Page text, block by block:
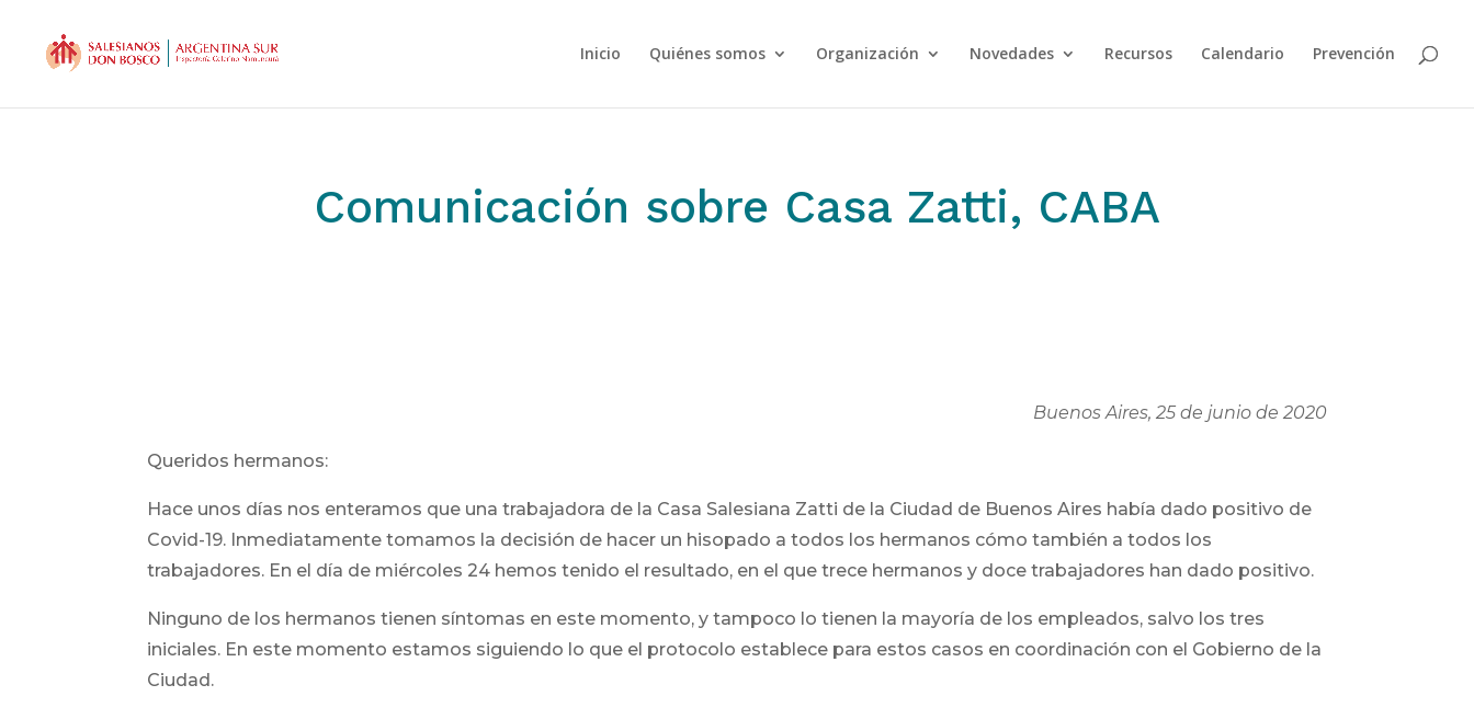
Inicio Quiénes somos Organización Novedades Recursos Calendario Prevención
Comunicación sobre Casa Zatti, CABA
Buenos Aires, 25 de junio de 2020
Queridos hermanos:
Hace unos días nos enteramos que una trabajadora de la Casa Salesiana Zatti de la Ciudad de Buenos Aires había dado positivo de
Covid-19. Inmediatamente tomamos la decisión de hacer un hisopado a todos los hermanos cómo también a todos los
trabajadores. En el día de miércoles 24 hemos tenido el resultado, en el que trece hermanos y doce trabajadores han dado positivo.
Ninguno de los hermanos tienen síntomas en este momento, y tampoco lo tienen la mayoría de los empleados, salvo los tres
iniciales. En este momento estamos siguiendo lo que el protocolo establece para estos casos en coordinación con el Gobierno de la
Ciudad.